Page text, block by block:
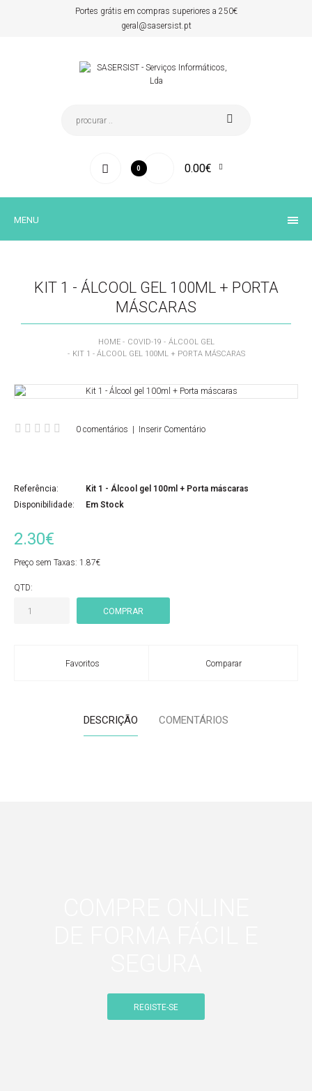
Portes grátis em compras superiores a 250€
geral@sasersist.pt
0 0.00€
MENU
KIT 1 - ÁLCOOL GEL 100ML + PORTA
MÁSCARAS
HOME COVID-19
ÁLCOOL GEL
KIT 1 - ÁLCOOL GEL 100ML + PORTA MÁSCARAS
0 comentários Inserir Comentário
Referência:
Kit 1 - Álcool gel 100ml + Porta máscaras
Disponibilidade:
Em Stock
2.30€
Preço sem Taxas: 1.87€
QTD:
Favoritos Comparar
DESCRIÇÃO COMENTÁRIOS
REGISTE-SE